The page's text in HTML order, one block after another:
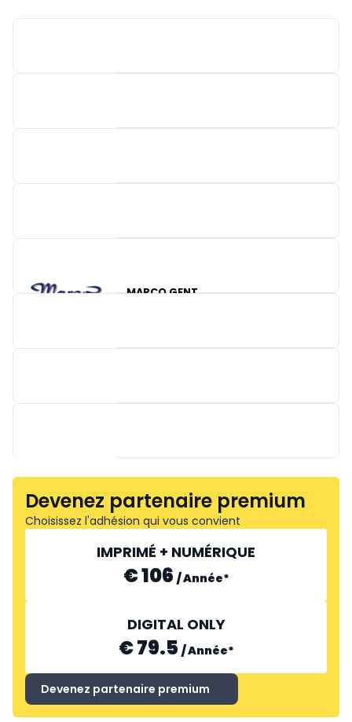
DE BOCK / CARA
MARCO GENT
DECO FOODS
Devenez partenaire premium
Choisissez l'adhésion qui vous convient
IMPRIMÉ + NUMÉRIQUE
€ 106 /Année*
DIGITAL ONLY
€ 79.5 /Année*
Devenez partenaire premium